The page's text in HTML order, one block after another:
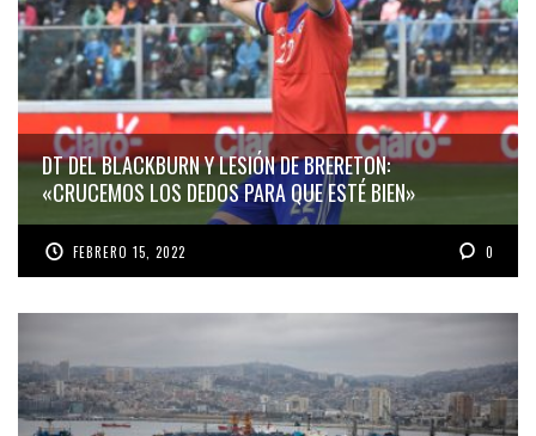
DT DEL BLACKBURN Y LESIÓN DE BRERETON:
«CRUCEMOS LOS DEDOS PARA QUE ESTÉ BIEN»
FEBRERO 15, 2022 0